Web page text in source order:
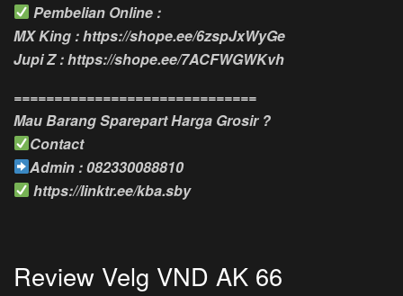
Pembelian Online :
MX King : https://shope.ee/6zspJxWyGe
Jupi Z : https://shope.ee/7ACFWGWKvh
==============================
Mau Barang Sparepart Harga Grosir ?
Contact
Admin : 082330088810
https://linktr.ee/kba.sby
Review Velg VND AK 66